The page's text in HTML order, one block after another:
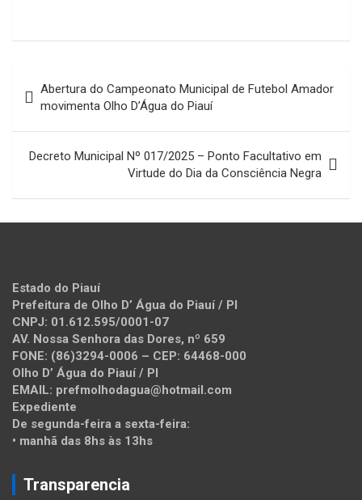
de
Post
Abertura do Campeonato Municipal de Futebol Amador
movimenta Olho D’Água do Piauí
Decreto Municipal Nº 017/2025 – Ponto Facultativo em
Virtude do Dia da Consciência Negra
Estado do Piauí
Prefeitura de Olho D’ Água do Piauí / PI
CNPJ: 01.612.595/0001-07
AV. Nossa Senhora das Dores, nº 659
FONE: (86)3294-0006 – CEP: 64468-000
Olho D’ Água do Piauí / PI
EMAIL: prefmolhodagua@hotmail.com
Expediente
De segunda-feira a sexta-feira:
• manhã das 8hs às 13hs
Transparencia